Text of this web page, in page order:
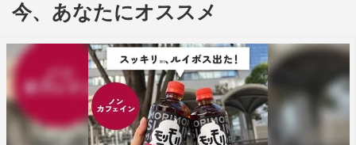
東京都発注の土木工事の談合疑惑で「ラクター建設」など
への立入検査を行う予定だった公正取引委員会第一審査だ
ったが、急きょ中止になってしまう。父・誠（高橋努）の
死の延長線上にある談合疑惑に、小勝負勉（坂口健太郎）
は独自で調査を進めるが、本庄聡子（寺島しのぶ）は止め
ようとする。しかし、談合の黒幕と踏んでいる藤堂清正
今、あなたにオススメ